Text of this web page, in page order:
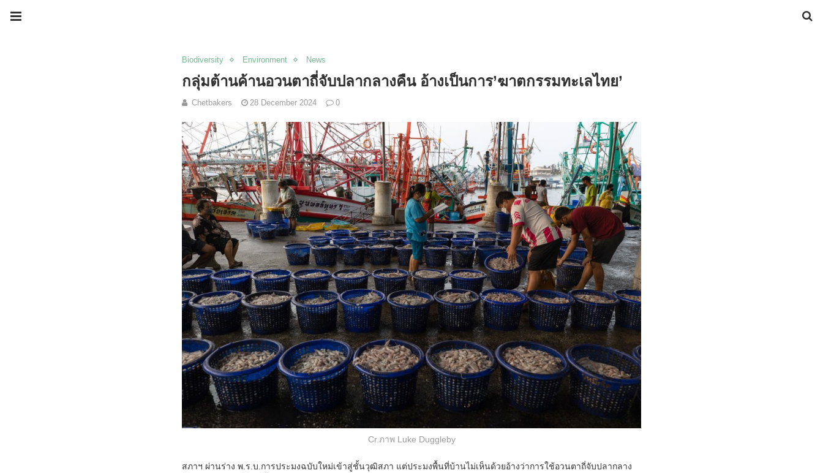
Biodiversity Environment News
กลุ่มต้านค้านอวนตาถี่จับปลากลางคืน อ้างเป็นการ’ฆาตกรรมทะเลไทย’
Chetbakers 28 December 2024 0
Cr.ภาพ Luke Duggleby
สภาฯ ผ่านร่าง พ.ร.บ.การประมงฉบับใหม่เข้าสู่ชั้นวุฒิสภา แต่ประมงพื้นที่บ้านไม่เห็นด้วยอ้างว่าการใช้อวนตาถี่จับปลากลาง